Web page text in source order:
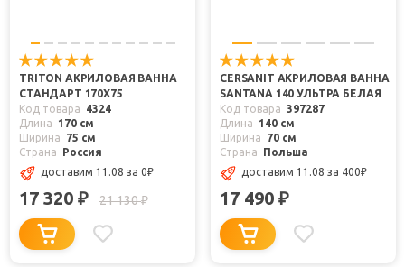
TRITON АКРИЛОВАЯ ВАННА
СТАНДАРТ 170X75
Код товара
4324
Длина
170 см
Ширина
75 см
Страна
Россия
доставим 11.08 за 0₽
17 320 ₽ 21 130₽
CERSANIT АКРИЛОВАЯ ВАННА
SANTANA 140 УЛЬТРА БЕЛАЯ
Код товара 397287
Длина
140 см
Ширина
70 см
Страна
Польша
доставим 11.08 за 400₽
17 490 ₽